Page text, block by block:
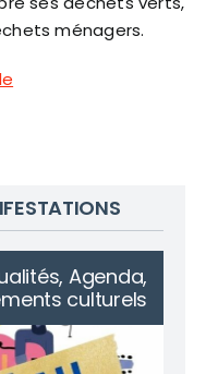
ménagers.
Agenda,
culturels